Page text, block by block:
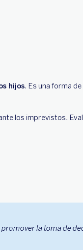
hijos. Es una forma
los imprevistos.
la toma de